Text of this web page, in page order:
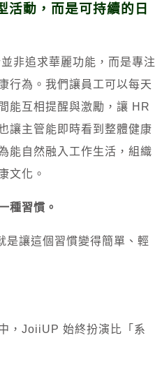
活動，而是可持續的日
追求華麗功能，而是專注
行為。 我們讓員工可以每天
能互相提醒與激勵，讓 HR
讓主管能即時看到整體健康
能自然融入工作生活，組織
文化。
種習慣。
讓這個習慣變得簡單、輕
JoiiUP 始終扮演比「系